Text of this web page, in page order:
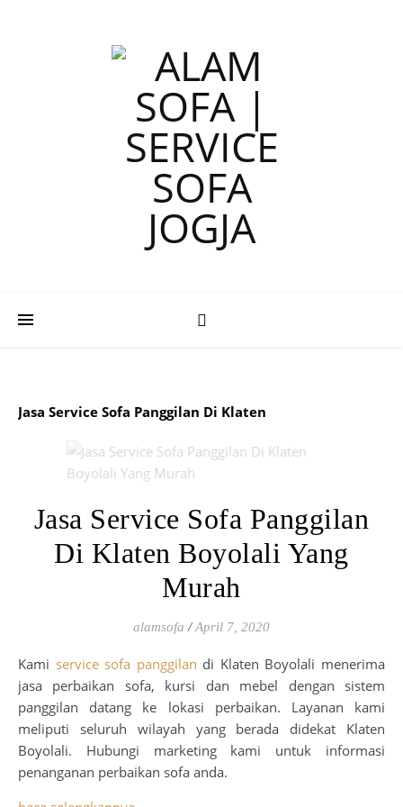
Jasa Service Sofa Panggilan Di Klaten
Jasa Service Sofa Panggilan
Di Klaten Boyolali Yang
Murah
alamsofa / April 7, 2020
Kami service sofa panggilan di Klaten Boyolali menerima
jasa perbaikan sofa, kursi dan mebel dengan sistem
panggilan datang ke lokasi perbaikan. Layanan kami
meliputi seluruh wilayah yang berada didekat Klaten
Boyolali. Hubungi marketing kami untuk informasi
penanganan perbaikan sofa anda.